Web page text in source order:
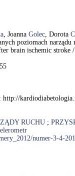
, Joanna Golec, Dorota
poziomach
brain ischemic stroke
RUCHU ;
numer-3-4-